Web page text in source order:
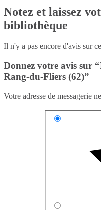
Notez et laissez
bibliothèque
Il n'y a pas encore d'avis sur
Donnez votre avis sur
Rang-du-Fliers (62)”
Votre adresse de messagerie